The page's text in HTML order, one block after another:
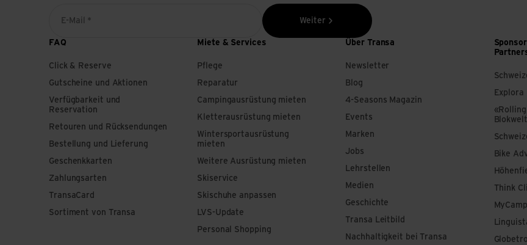
E-Mail * Weiter
FAQ
Click & Reserve
Gutscheine und Aktionen
Verfügbarkeit und
Reservation
Retouren und Rücksendungen
Bestellung und Lieferung
Geschenkkarten
Zahlungsarten
TransaCard
Sortiment von Transa
Miete & Services
Pflege
Reparatur
Campingausrüstung mieten
Kletterausrüstung mieten
Wintersportausrüstung
mieten
Weitere Ausrüstung mieten
Skiservice
Skischuhe anpassen
LVS-Update
Personal Shopping
Über Transa
Newsletter
Blog
4-Seasons Magazin
Events
Marken
Jobs
Lehrstellen
Medien
Geschichte
Transa Leitbild
Nachhaltigkeit bei Transa
Explora
Blokwelt
Bike
Think